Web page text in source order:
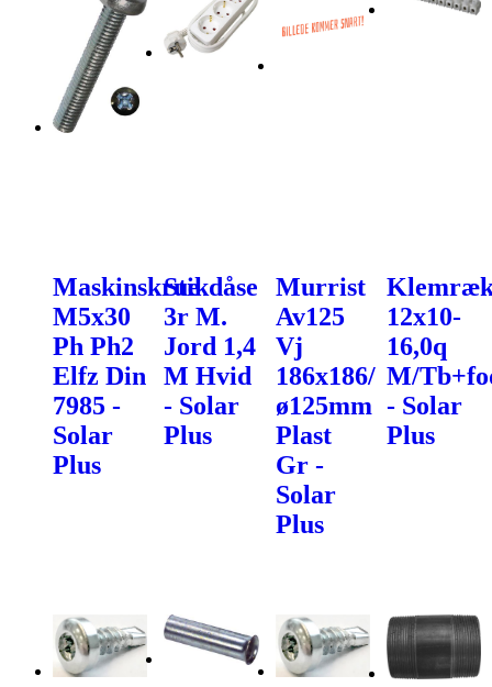
Maskinskrue
M5x30
Ph Ph2
Elfz Din
7985 -
Solar
Plus
Stikdåse
3r M.
Jord 1,4
M Hvid
- Solar
Plus
Murrist
Av125
Vj
186x186/
ø125mm
Plast
Gr -
Solar
Plus
12x10-
16,0q
M/
- Solar
Plus